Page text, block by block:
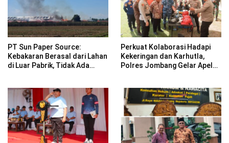
PT Sun Paper Source:
Kebakaran Berasal dari Lahan
di Luar Pabrik, Tidak Ada
Perkuat Kolaborasi Hadapi
Kekeringan dan Karhutla,
Polres Jombang Gelar Apel